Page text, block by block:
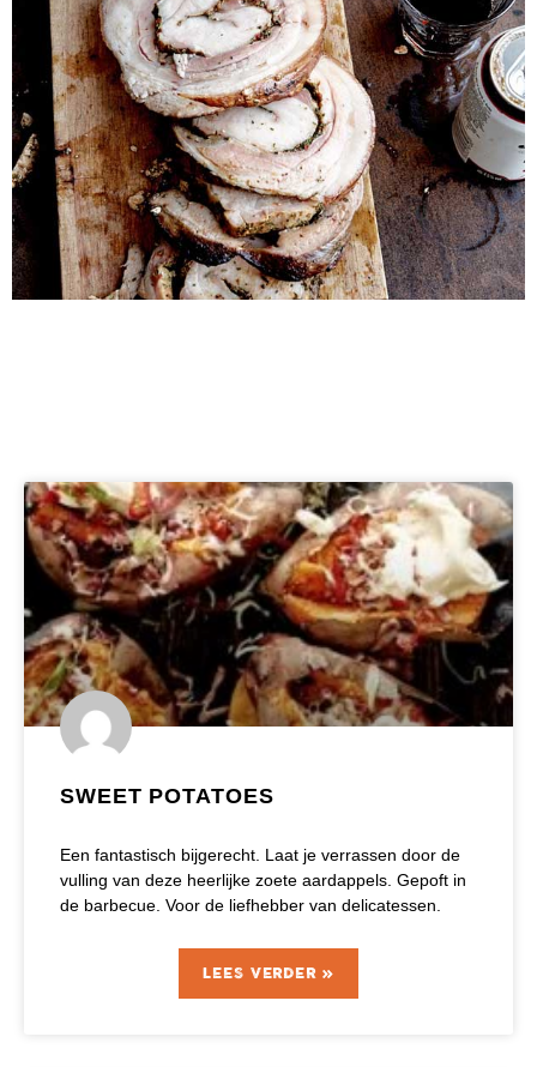
SWEET POTATOES
Een fantastisch bijgerecht. Laat je verrassen door de
vulling van deze heerlijke zoete aardappels. Gepoft in
de barbecue. Voor de liefhebber van delicatessen.
LEES VERDER »